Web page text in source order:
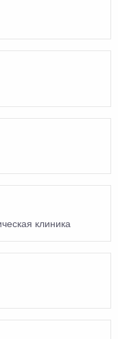
клиника